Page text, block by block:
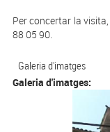
Per concertar la
88 05 90.
Galeria d'imatges
Galeria d'imatges: